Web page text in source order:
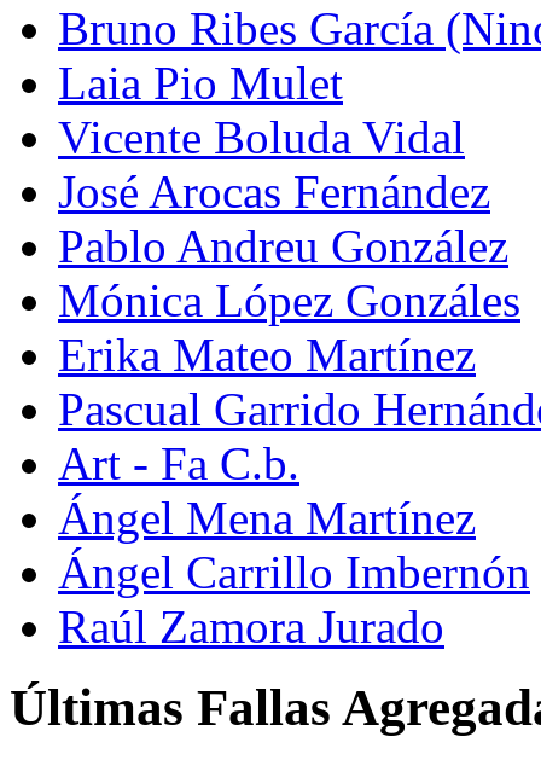
Bruno Ribes García
Laia Pio Mulet
Vicente Boluda Vidal
José Arocas Fernández
Pablo Andreu González
Mónica López Gonzáles
Erika Mateo Martínez
Pascual Garrido
Art - Fa C.b.
Ángel Mena Martínez
Ángel Carrillo Imbernón
Raúl Zamora Jurado
Últimas Fallas